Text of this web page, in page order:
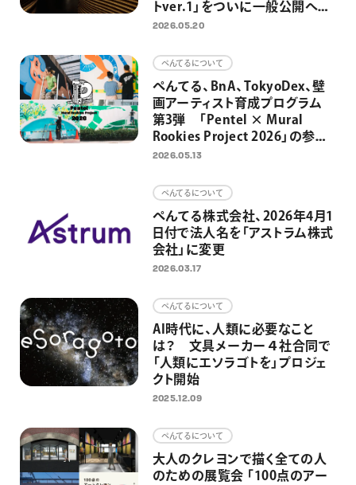
トver.1」をついに一般公開へ
大平貴之氏監修－先史時代の洞
比谷で
2026.05.20
ぺんてるについて
ぺんてる、BnA、TokyoDex、壁
画アーティスト育成プログラム
第3弾 「Pentel × Mural
Rookies Project 2026」の参加
者募集開始 東京・日本橋3カ
と人をアートでつなぎ、アートを
日常にするための取り組みとし
て
2026.05.13
ぺんてるについて
ぺんてる株式会社、2026年4月1
日付で法人名を「アストラム株式
会社」に変更
2026.03.17
ぺんてるについて
AI時代に、人類に必要なこと
は？ 文具メーカー４社合同で
「人類にエソラゴトを」プロジェ
クト開始
2025.12.09
ぺんてるについて
大人のクレヨンで描く全ての人
のための展覧会 「100点のアー